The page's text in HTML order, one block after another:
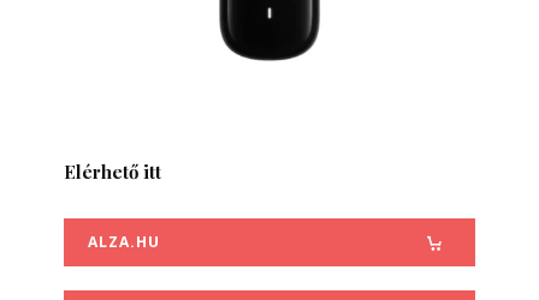
Elérhető itt
ALZA.HU